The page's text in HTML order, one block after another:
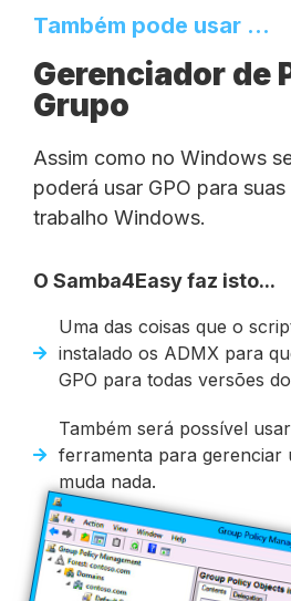
Também pode usar ...
Gerenciador de
Grupo
Assim como no Windows
poderá usar GPO para
trabalho Windows.
O Samba4Easy faz isto...
Uma das coisas que o
instalado os ADMX para
GPO para todas versões
Também será possível
ferramenta para gerenciar
muda nada.